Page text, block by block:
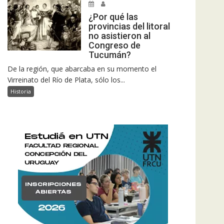
¿Por qué las
provincias del litoral
no asistieron al
Congreso de
Tucumán?
De la región, que abarcaba en su momento el
Virreinato del Río de Plata, sólo los...
Historia